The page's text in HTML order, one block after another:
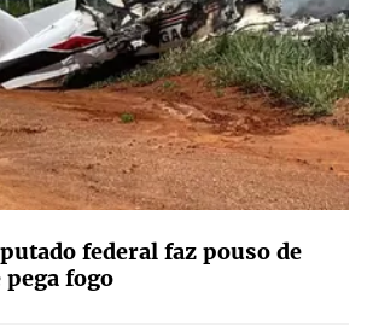
federal faz pouso de
pega fogo